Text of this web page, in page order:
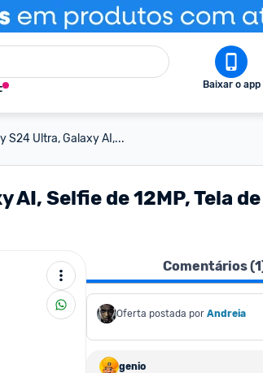
Baixar o app
S24 Ultra, Galaxy AI,...
Selfie de 12MP, Tela
Comentários (1
Oferta postada por Andreia
genio